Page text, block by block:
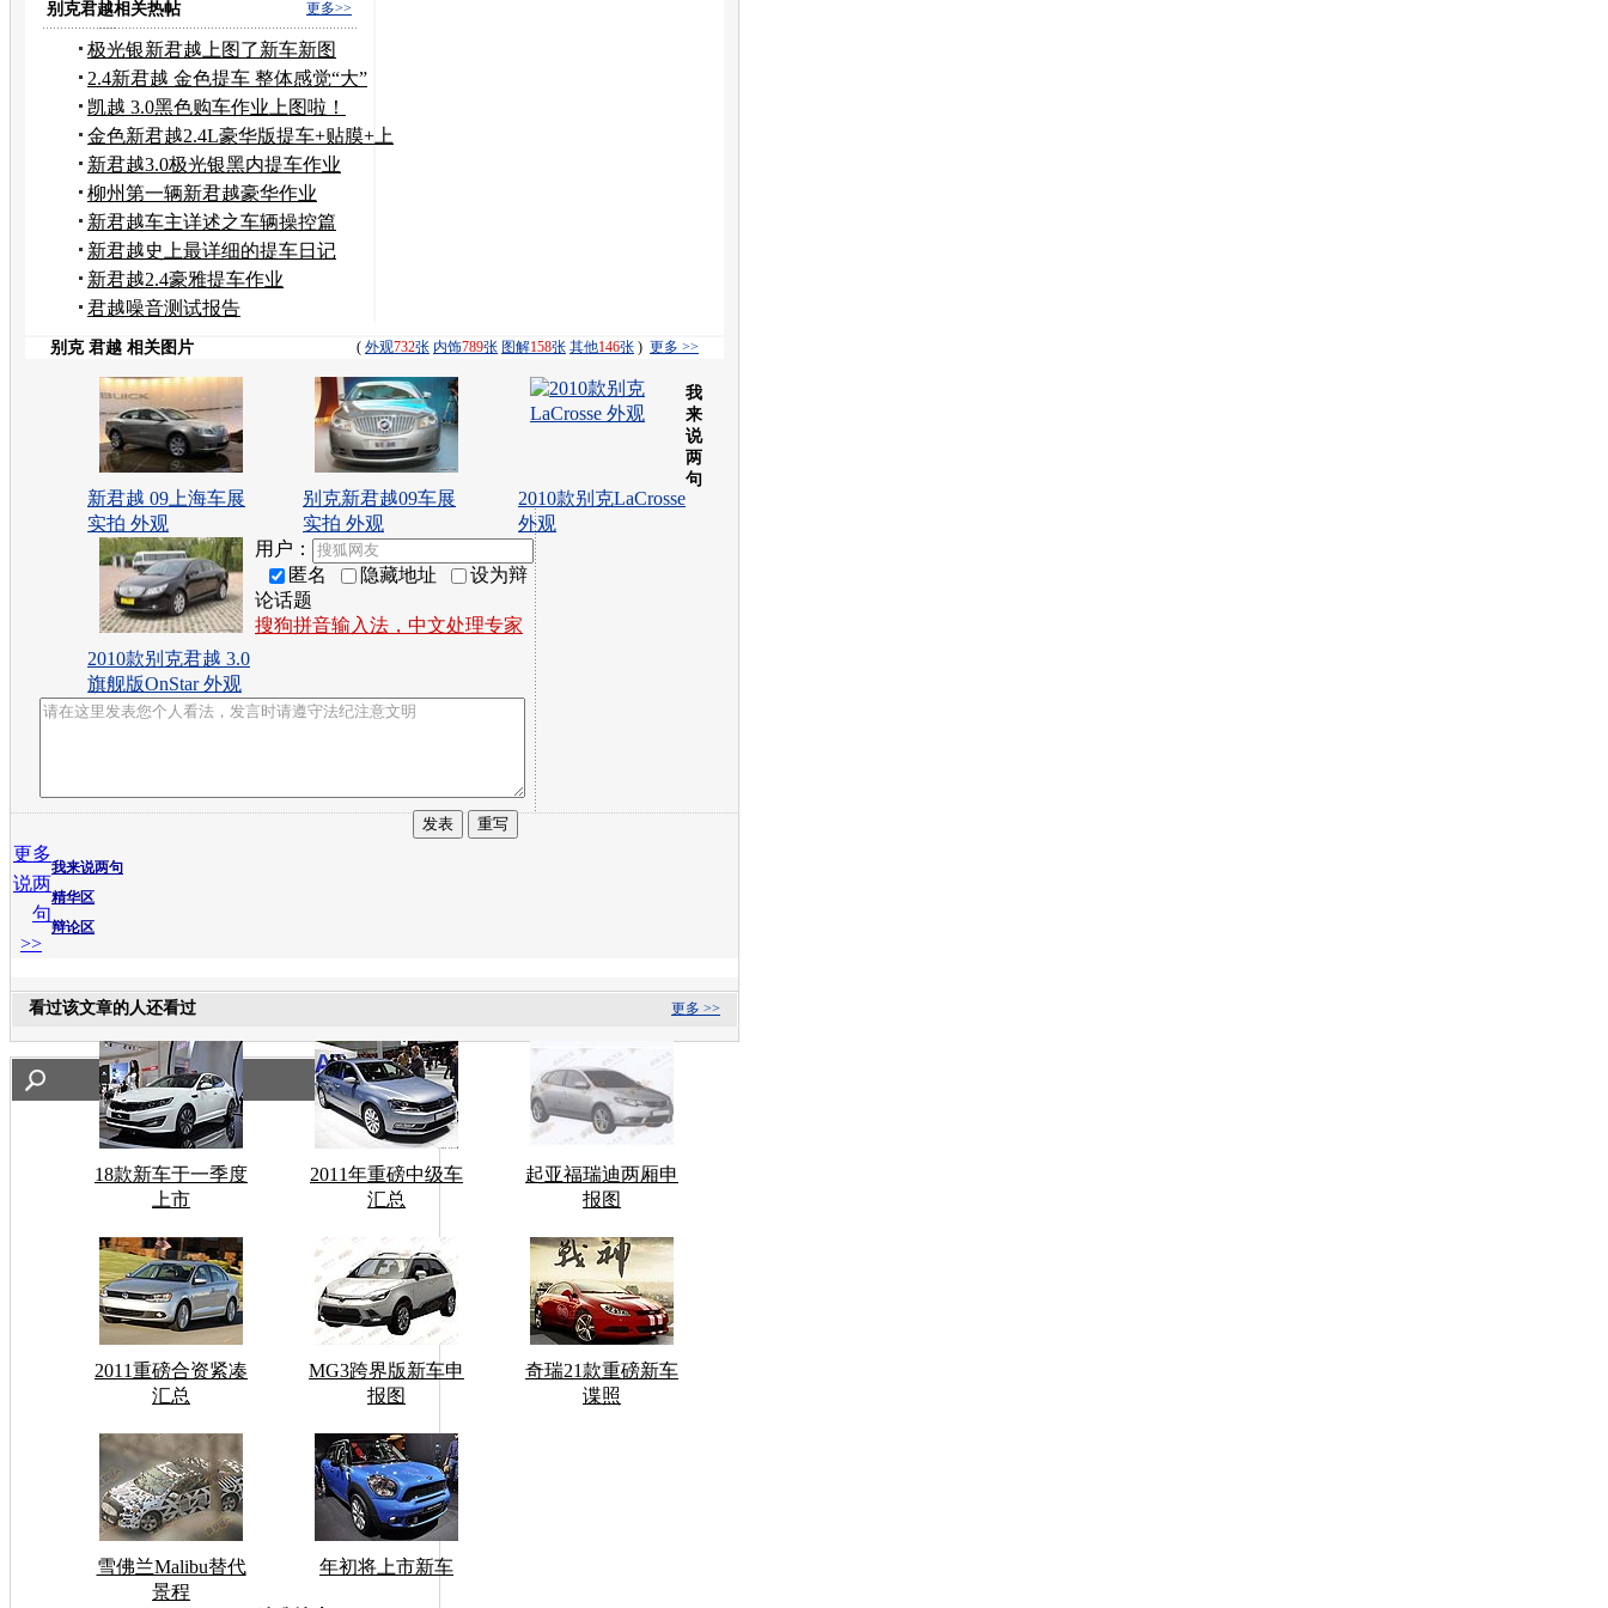
更多>>
别克君越相关热帖
极光银新君越上图了新车新图
新...........
2.4新君越 金色提车 整体感觉“大”
凯越 3.0黑色购车作业上图啦！
金色新君越2.4L豪华版提车+贴膜+上
牌作业
新君越3.0极光银黑内提车作业
柳州第一辆新君越豪华作业
新君越车主详述之车辆操控篇
新君越史上最详细的提车日记
新君越2.4豪雅提车作业
君越噪音测试报告
( 外观732张 内饰789张 图解158张 其他146张 ) 更多 >>
别克 君越 相关图片
新君越 09上海车展
实拍 外观
别克新君越09车展
实拍 外观
2010款别克LaCrosse
外观
2010款别克君越 3.0
旗舰版OnStar 外观
我
来
说
两
句
用户：
匿名
隐藏地址
设为辩
论话题
搜狗拼音输入法，中文处理专家
我来说两句
精华区
辩论区
更多
说两
句
>>
更多 >>
看过该文章的人还看过
18款新车于一季度
上市
2011年重磅中级车
汇总
起亚福瑞迪两厢申
报图
2011重磅合资紧凑
汇总
MG3跨界版新车申
报图
奇瑞21款重磅新车
谍照
雪佛兰Malibu替代
景程
年初将上市新车